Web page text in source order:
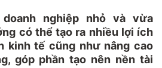
nghiệp nhỏ và vừa
có thể tạo ra nhiều lợi ích
kinh tế cũng như nâng cao
góp phần tạo nên nền tài